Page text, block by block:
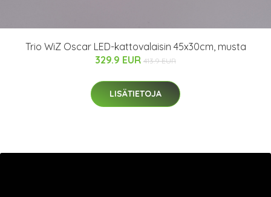
Trio WiZ Oscar LED-kattovalaisin 45x30cm, musta
329.9 EUR 413.9 EUR
LISÄTIETOJA